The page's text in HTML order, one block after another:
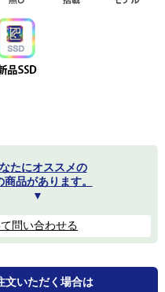
たにオススメの
商品があります。
▼
問い合わせる
文いただく場合は